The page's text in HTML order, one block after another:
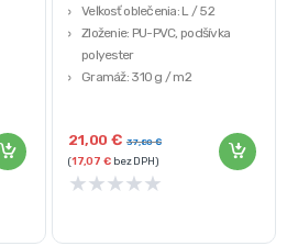
Veľkosť oblečenia: L / 52
Zloženie: PU-PVC, podšívka
polyester
Gramáž: 310 g / m2
21,00€ 37,80€
(17,07€bez DPH)
★★★★★